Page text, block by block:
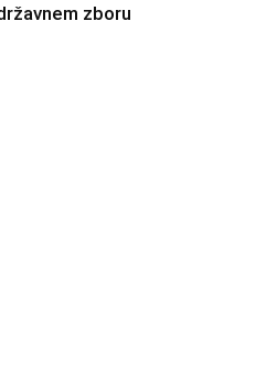
zboru